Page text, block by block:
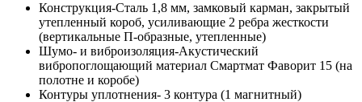
Конструкция-Сталь 1,8 мм, замковый карман, закрытый
утепленный короб, усиливающие 2 ребра жесткости
(вертикальные П-образные, утепленные)
Шумо- и виброизоляция-Акустический
вибропоглощающий материал Смартмат Фаворит 15 (на
полотне и коробе)
Контуры уплотнения- 3 контура (1 магнитный)